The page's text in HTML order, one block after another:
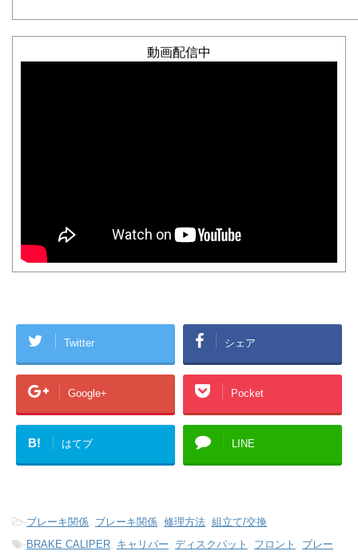
動画配信中
Twitter シェア
Google+ Pocket
B! はてブ LINE
-ブレーキ関係 ブレーキ関係 修理方法 組立て/交換
-BRAKE CALIPER キャリパー ディスクパット フロント
ブレー